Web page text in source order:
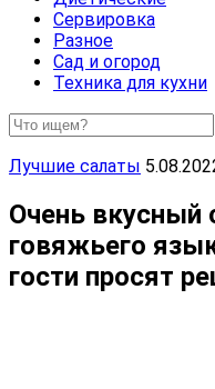
Сервировка
Разное
Сад и огород
Техника для кухни
Лучшие салаты
Очень вкусный
говяжьего
гости просят